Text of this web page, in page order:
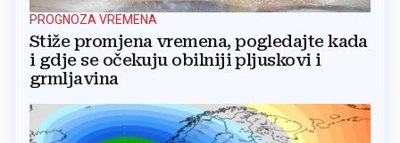
PROGNOZA VREMENA
Stiže promjena vremena, pogledajte kada
i gdje se očekuju obilniji pljuskovi i
grmljavina